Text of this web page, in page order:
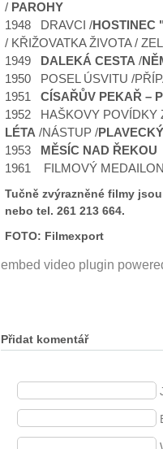
/ PAROHY
1948 DRAVCI /HOSTINEC
/ KŘIŽOVATKA ŽIVOTA /
1949
DALEKÁ CESTA /
1950 POSEL ÚSVITU /
1951 CÍSAŘŮV PEKAŘ –
1952 HAŠKOVY POVÍDKY
LÉTA /NÁSTUP /
1953
MĚSÍC NAD ŘEKOU
1961 FILMOVÝ
Tučně zvýrazněné filmy
nebo tel. 261 213 664.
FOTO: Filmexport
embed video plugin
Přidat komentář